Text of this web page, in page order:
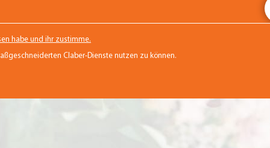
habe und ihr zustimme.
Claber-Dienste nutzen zu können.